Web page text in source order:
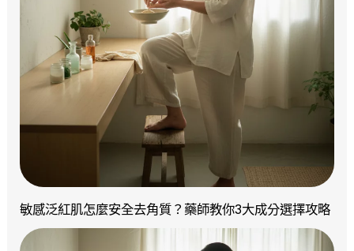
敏感泛紅肌怎麼安全去角質？藥師教你3大成分選擇攻略